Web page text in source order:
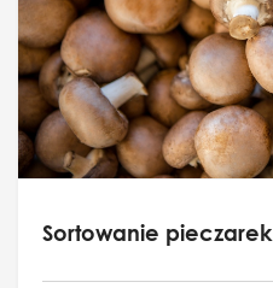
Sortowanie pieczarek